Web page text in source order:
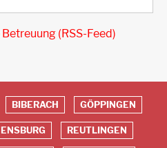
(RSS-Feed)
BIBERACH GÖPPINGEN
REUTLINGEN